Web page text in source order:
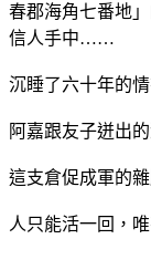
春郡海角七番地
信人手中……
沉睡了六十年的
阿嘉跟友子迸出
這支倉促成軍的
人只能活一回，